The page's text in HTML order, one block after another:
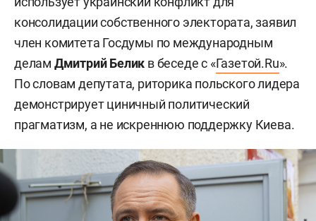
консолидации собственного электората, заявил
член комитета Госдумы по международным
делам Дмитрий Белик в беседе с «Газетой.Ru».
По словам депутата, риторика польского лидера
демонстрирует циничный политический
прагматизм, а не искреннюю поддержку Киева.